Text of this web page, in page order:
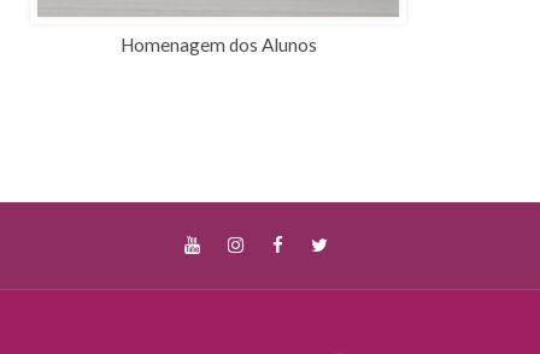
Homenagem dos Alunos